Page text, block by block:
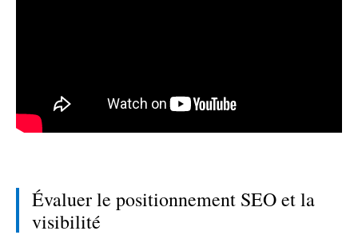
Évaluer le positionnement SEO et la
visibilité